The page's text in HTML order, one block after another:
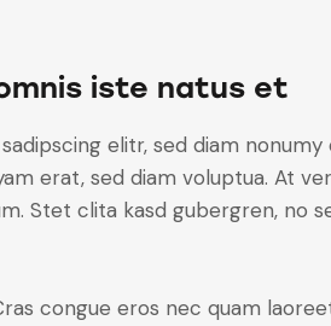
iste natus et
elitr, sed diam
erat, sed diam voluptua. At
Stet clita kasd gubergren, no
congue eros nec quam